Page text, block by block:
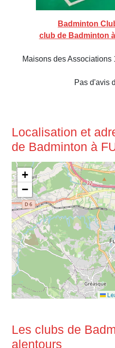
Badminton
club de Badminton
Maisons des Associations
Pas d'avis
Localisation et
de Badminton à
+
−
Les clubs de
alentours